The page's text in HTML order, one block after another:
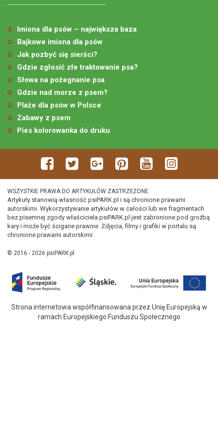
Imiona dla psów – największa baza
Bajkowe imiona dla psów
Jak pozbyć się sierści?
Gdzie zgłosić złe traktowanie psa?
Słowa na pożegnanie psa
Gdzie nad morze z psem?
Plaże dla psów w Polsce
Zabawy z psem
Pies kolorowanka do druku
WSZYSTKIE PRAWA DO ARTYKUŁÓW ZASTRZEŻONE.
Artykuły stanowią własność psiPARK.pl i są chronione prawami
autorskimi. Wykorzystywanie artykułów w całości lub we fragmentach
bez pisemnej zgody właściciela psiPARK.pl jest zabronione pod groźbą
kary i może być ścigane prawnie. Zdjęcia, filmy i grafiki w portalu są
chronione prawami autorskimi.
© 2016 - 2026 psiPARK.pl
Strona internetowa współfinansowana przez Unię Europejską w
ramach Europejskiego Funduszu Społecznego